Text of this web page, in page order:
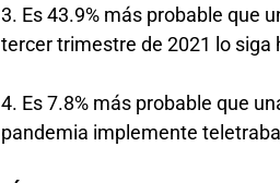
3. Es 43.9% más probable que
tercer trimestre de 2021 lo siga
4. Es 7.8% más probable que
pandemia implemente